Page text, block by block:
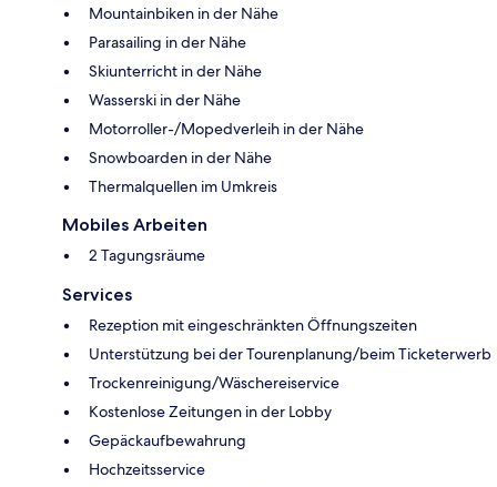
Mountainbiken in der Nähe
Parasailing in der Nähe
Skiunterricht in der Nähe
Wasserski in der Nähe
Motorroller-/Mopedverleih in der Nähe
Snowboarden in der Nähe
Thermalquellen im Umkreis
Mobiles Arbeiten
2 Tagungsräume
Services
Rezeption mit eingeschränkten Öffnungszeiten
Unterstützung bei der Tourenplanung/beim Ticketerwerb
Trockenreinigung/Wäschereiservice
Kostenlose Zeitungen in der Lobby
Gepäckaufbewahrung
Hochzeitsservice